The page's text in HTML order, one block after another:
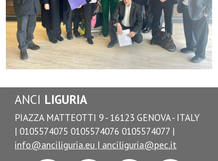
ANCI LIGURIA
PIAZZA MATTEOTTI 9 - 16123 GENOVA - ITALY
| 0105574075 0105574076 0105574077 |
info@anciliguria.eu | anciliguria@pec.it